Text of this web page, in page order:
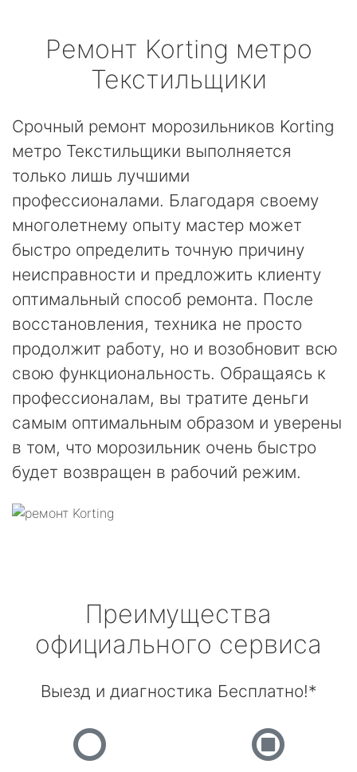
Ремонт Korting метро
Текстильщики
Срочный ремонт морозильников Korting
метро Текстильщики выполняется
только лишь лучшими
профессионалами. Благодаря своему
многолетнему опыту мастер может
быстро определить точную причину
неисправности и предложить клиенту
оптимальный способ ремонта. После
восстановления, техника не просто
продолжит работу, но и возобновит всю
свою функциональность. Обращаясь к
профессионалам, вы тратите деньги
самым оптимальным образом и уверены
в том, что морозильник очень быстро
будет возвращен в рабочий режим.
Преимущества
официального сервиса
Выезд и диагностика Бесплатно!*